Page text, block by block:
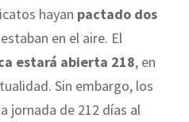
hayan pactado dos
en el aire. El
estará abierta 218, en
Sin embargo, los
jornada de 212 días al